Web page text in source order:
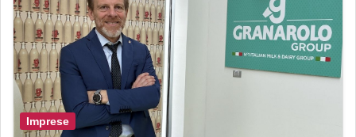
Imprese